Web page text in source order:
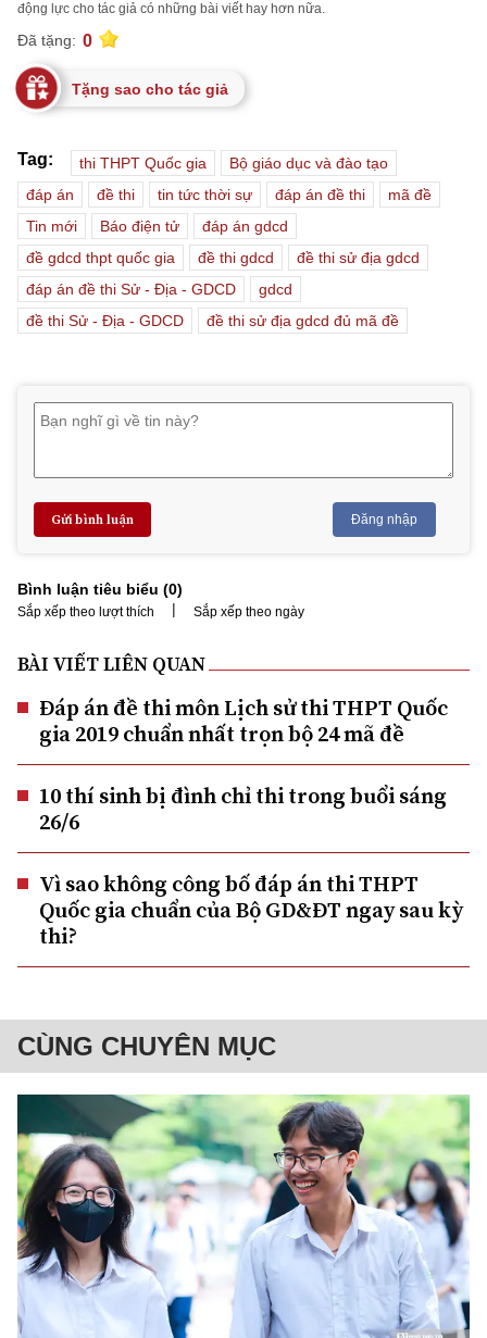
động lực cho tác giả có những bài viết hay hơn nữa.
Đã tặng: 0
Tặng sao cho tác giả
Tag: thi THPT Quốc gia
Bộ giáo dục và đào tạo
đáp án
đề thi tin tức thời sự đáp án đề thi
mã đề
Tin mới
Báo điện tử
đáp án gdcd
đề gdcd thpt quốc gia
đề thi gdcd
đề thi sử địa gdcd
đáp án đề thi Sử - Địa - GDCD
gdcd
đề thi Sử - Địa - GDCD
đề thi sử địa gdcd đủ mã đề
Gửi bình luận Đăng nhập
Bình luận tiêu biểu (0)
Sắp xếp theo lượt thích | Sắp xếp theo ngày
BÀI VIẾT LIÊN QUAN
Đáp án đề thi môn Lịch sử thi THPT Quốc
gia 2019 chuẩn nhất trọn bộ 24 mã đề
10 thí sinh bị đình chỉ thi trong buổi sáng
26/6
Vì sao không công bố đáp án thi THPT
Quốc gia chuẩn của Bộ GD&ĐT ngay sau kỳ
thi?
CÙNG CHUYÊN MỤC